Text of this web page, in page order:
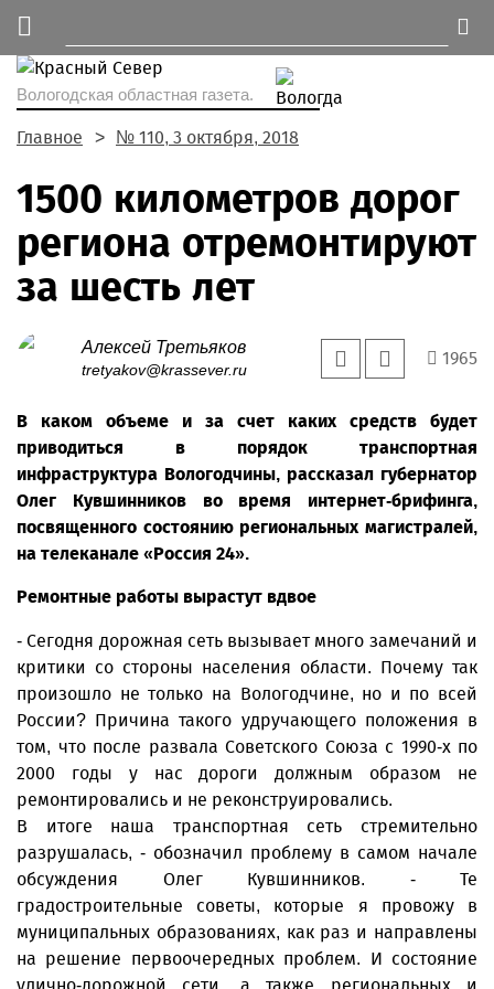
Вологодская областная газета.
Главное № 110, 3 октября, 2018
1500 километров дорог
региона отремонтируют
за шесть лет
Алексей Третьяков
tretyakov@krassever.ru
1965
В каком объеме и за счет каких средств будет
приводиться в порядок транспортная
инфраструктура Вологодчины, рассказал губернатор
Олег Кувшинников во время интернет-брифинга,
посвященного состоянию региональных магистралей,
на телеканале «Россия 24».
Ремонтные работы вырастут вдвое
- Сегодня дорожная сеть вызывает много замечаний и
критики со стороны населения области. Почему так
произошло не только на Вологодчине, но и по всей
России? Причина такого удручающего положения в
том, что после развала Советского Союза с 1990-х по
2000 годы у нас дороги должным образом не
ремонтировались и не реконструировались.
В итоге наша транспортная сеть стремительно
разрушалась, - обозначил проблему в самом начале
обсуждения Олег Кувшинников. - Те
градостроительные советы, которые я провожу в
муниципальных образованиях, как раз и направлены
на решение первоочередных проблем. И состояние